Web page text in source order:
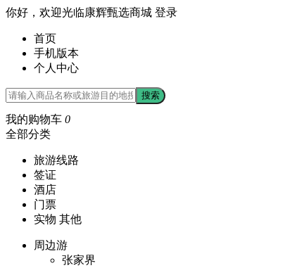
你好，欢迎光临康辉甄选商城 登录
首页
手机版本
个人中心
搜索
我的购物车 0
全部分类
旅游线路
签证
酒店
门票
实物 其他
周边游
张家界